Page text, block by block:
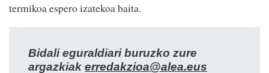
termikoa espero izatekoa baita.
Bidali eguraldiari buruzko zure
argazkiak erredakzioa@alea.eus